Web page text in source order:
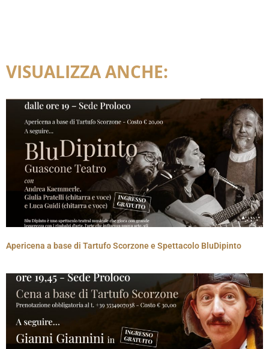
VISUALIZZA ANCHE:
Apericena a base di Tartufo Scorzone e Spettacolo BluDipinto